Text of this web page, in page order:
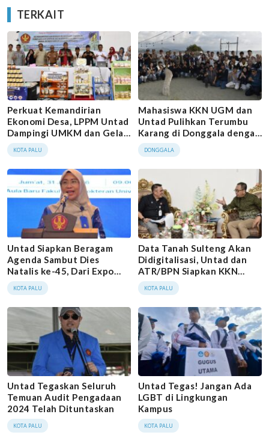
TERKAIT
Perkuat Kemandirian
Ekonomi Desa, LPPM Untad
Dampingi UMKM dan Gelar
Ekspo Produk Pertanian di
Balaesang
KOTA PALU
Mahasiswa KKN UGM dan
Untad Pulihkan Terumbu
Karang di Donggala dengan
Metode Kebun Karang
DONGGALA
Untad Siapkan Beragam
Agenda Sambut Dies
Natalis ke-45, Dari Expo
Karier hingga Bakti Sosial
KOTA PALU
Data Tanah Sulteng Akan
Didigitalisasi, Untad dan
ATR/BPN Siapkan KKN
Tematik
KOTA PALU
Untad Tegaskan Seluruh
Temuan Audit Pengadaan
2024 Telah Dituntaskan
KOTA PALU
Untad Tegas! Jangan Ada
LGBT di Lingkungan
Kampus
KOTA PALU